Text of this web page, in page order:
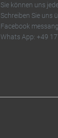
Sie können uns
Schreiben Sie uns
Facebook
Whats App: +49